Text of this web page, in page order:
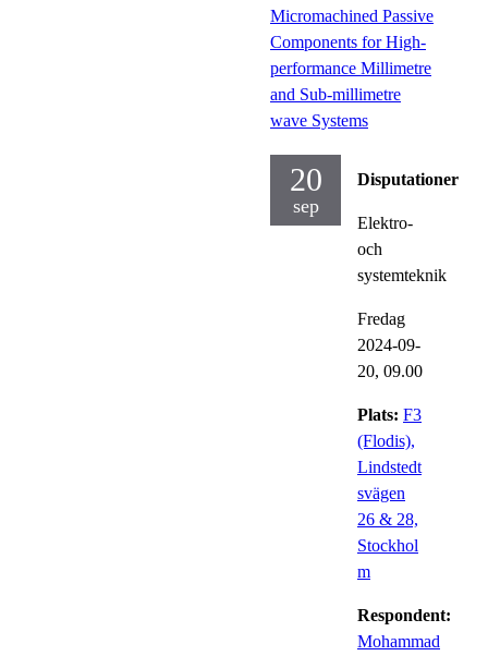
Micromachined Passive
Components for High-
performance Millimetre
and Sub-millimetre
wave Systems
20
sep
Disputationer
Elektro-
och
systemteknik
Fredag
2024-09-
20, 09.00
Plats: F3
(Flodis),
Lindstedt
svägen
26 & 28,
Stockhol
m
Respondent:
Mohammad